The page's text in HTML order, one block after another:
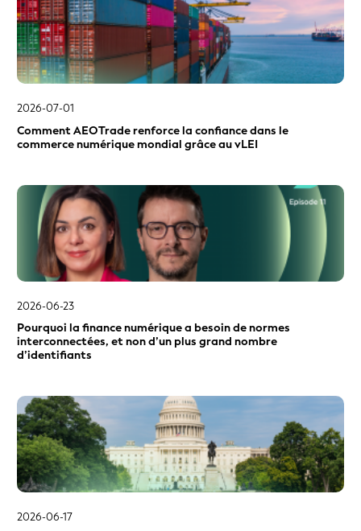
Loi sur la déclaration de prêts hypothécaires au titre de
résidences principales (HMDA)
L’analyse de rentabilité d’un LEI
MiFID II / MiFIR
Normes
Outil de recherche de LEI
Qualité des données
Rapports de gestion de la qualité des données de la
GLEIF
Rapports de gestion sur le Global LEI System
Regulatory Oversight Committee (ROC)
Renouvellement de LEI
Règlementation
Services de correspondant bancaire
Services de la GLEIF
Émetteurs de LEI (Unités opérationnelles locales – UOL)
2026-07-01
Comment AEOTrade renforce la confiance dans le
commerce numérique mondial grâce au vLEI
2026-06-23
Pourquoi la finance numérique a besoin de normes
interconnectées, et non d’un plus grand nombre
d’identifiants
2026-06-17